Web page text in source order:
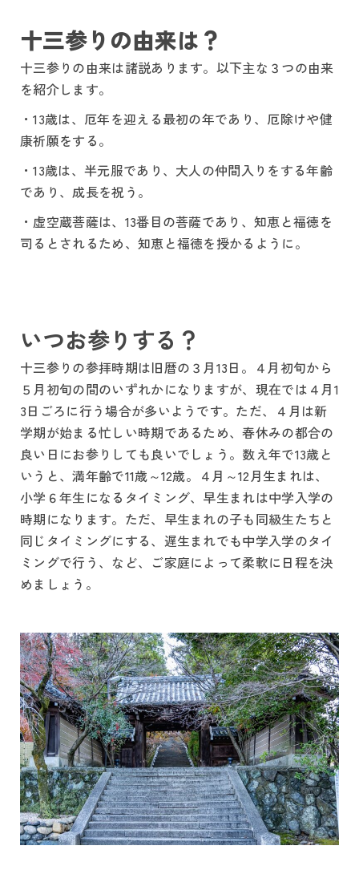
十三参りの由来は？
十三参りの由来は諸説あります。以下主な３つの由来
を紹介します。
・13歳は、厄年を迎える最初の年であり、厄除けや健
康祈願をする。
・13歳は、半元服であり、大人の仲間入りをする年齢
であり、成長を祝う。
・虚空蔵菩薩は、13番目の菩薩であり、知恵と福徳を
司るとされるため、知恵と福徳を授かるように。
いつお参りする？
十三参りの参拝時期は旧暦の３月13日。４月初旬から
５月初旬の間のいずれかになりますが、現在では４月1
3日ごろに行う場合が多いようです。ただ、４月は新
学期が始まる忙しい時期であるため、春休みの都合の
良い日にお参りしても良いでしょう。数え年で13歳と
いうと、満年齢で11歳～12歳。４月～12月生まれは、
小学６年生になるタイミング、早生まれは中学入学の
時期になります。ただ、早生まれの子も同級生たちと
同じタイミングにする、遅生まれでも中学入学のタイ
ミングで行う、など、ご家庭によって柔軟に日程を決
めましょう。